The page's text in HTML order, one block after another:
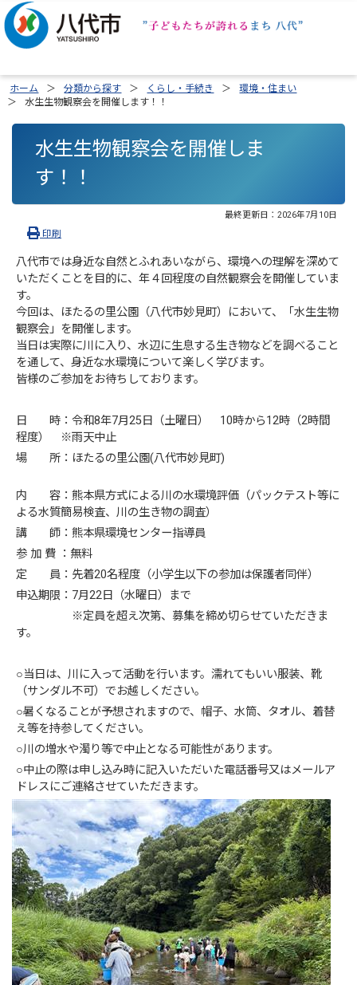
ホーム 分類から探す くらし・手続き
環境・住まい
水生生物観察会を開催します！！
水生生物観察会を開催しま
す！！
最終更新日： 2026年7月10日
印刷
八代市では身近な自然とふれあいながら、環境への理解を深めて
いただくことを目的に、年４回程度の自然観察会を開催していま
す。
今回は、ほたるの里公園（八代市妙見町）において、「水生生物
観察会」を開催します。
当日は実際に川に入り、水辺に生息する生き物などを調べること
を通して、身近な水環境について楽しく学びます。
皆様のご参加をお待ちしております。
日 時：令和8年7月25日（土曜日） 10時から12時（2時間
程度） ※雨天中止
場 所：ほたるの里公園(八代市妙見町)
内 容：熊本県方式による川の水環境評価（パックテスト等に
よる水質簡易検査、川の生き物の調査）
講 師：熊本県環境センター指導員
参 加 費 ：無料
定 員：先着20名程度（小学生以下の参加は保護者同伴）
申込期限：7月22日（水曜日）まで
※定員を超え次第、募集を締め切らせていただきま
す。
○当日は、川に入って活動を行います。濡れてもいい服装、靴
（サンダル不可）でお越しください。
○暑くなることが予想されますので、帽子、水筒、タオル、着替
え等を持参してください。
○川の増水や濁り等で中止となる可能性があります。
○中止の際は申し込み時に記入いただいた電話番号又はメールア
ドレスにご連絡させていただきます。